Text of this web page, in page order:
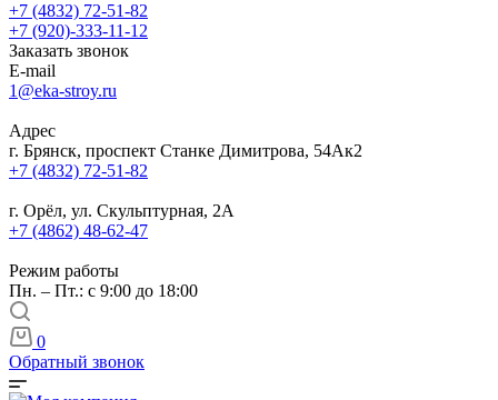
+7 (4832) 72-51-82
+7 (920)-333-11-12
Заказать звонок
E-mail
1@eka-stroy.ru
Адрес
г. Брянск, проспект Станке Димитрова, 54Ак2
+7 (4832) 72-51-82
г. Орёл, ул. Скульптурная, 2А
+7 (4862) 48-62-47
Режим работы
Пн. – Пт.: с 9:00 до 18:00
0
Обратный звонок